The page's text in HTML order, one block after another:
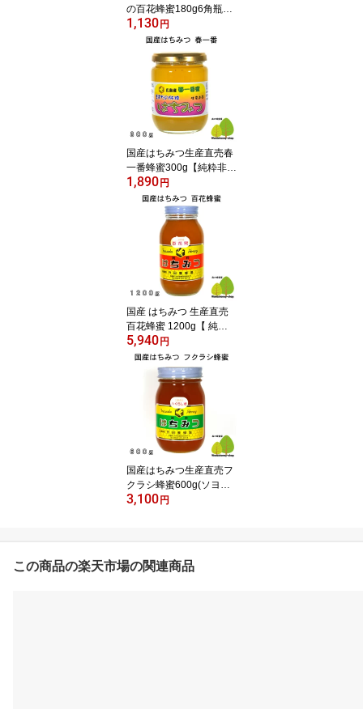
の百花蜂蜜180g6角瓶入
り【純粋非加熱】広島県
産・国産蜂蜜
1,130円
国産はちみつ生産直売春
一番蜂蜜300g【純粋非加
熱】国産蜂蜜・広島県産
1,890円
国産 はちみつ 生産直売
百花蜂蜜 1200g【 純粋
非加熱 】広島県産・国産
蜂蜜
5,940円
国産はちみつ生産直売フ
クラシ蜂蜜600g(ソヨ
ゴ）【純粋非加熱】広島
3,100円
この商品の楽天市場の関連商品